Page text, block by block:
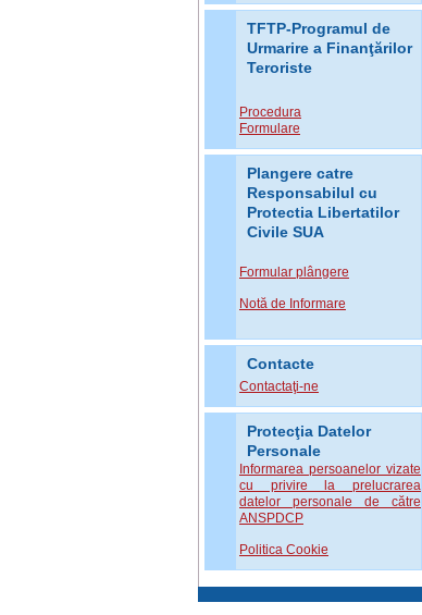
TFTP-Programul de
Urmarire a Finanţărilor
Teroriste
Procedura
Formulare
Plangere catre
Responsabilul cu
Protectia Libertatilor
Civile SUA
Formular plângere
Notă de Informare
Contacte
Contactaţi-ne
Protecţia Datelor
Personale
Informarea persoanelor vizate
cu privire la prelucrarea
datelor personale de către
ANSPDCP
Politica Cookie